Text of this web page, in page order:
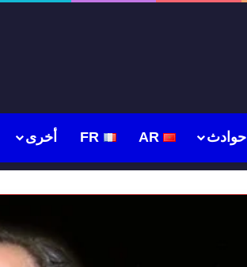
حوادث AR
FR أخرى